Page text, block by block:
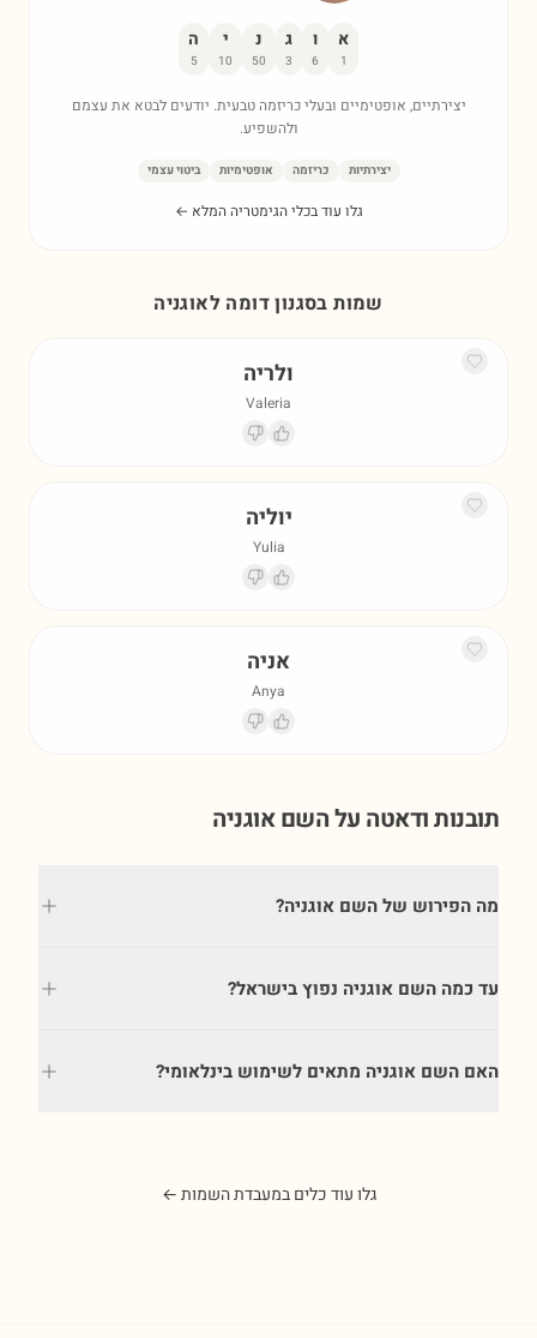
א
1
ו
6
ג
3
נ
50
י
10
ה
5
יצירתיים, אופטימיים ובעלי כריזמה טבעית. יודעים לבטא את עצמם
ולהשפיע.
יצירתיות כריזמה אופטימיות ביטוי עצמי
גלו עוד בכלי הגימטריה המלא ←
שמות בסגנון דומה לאוגניה
ולריה
Valeria
יוליה
Yulia
אניה
Anya
תובנות ודאטה על השםאוגניה
מה הפירוש של השם אוגניה?
עד כמה השם אוגניה נפוץ בישראל?
האם השם אוגניה מתאים לשימוש בינלאומי?
גלו עוד כלים במעבדת השמות ←